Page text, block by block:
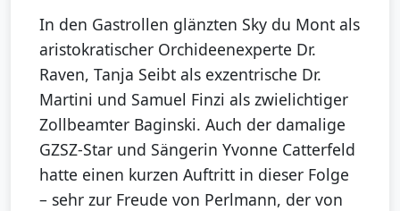
In den Gastrollen glänzten Sky du Mont als
aristokratischer Orchideenexperte Dr.
Raven, Tanja Seibt als exzentrische Dr.
Martini und Samuel Finzi als zwielichtiger
Zollbeamter Baginski. Auch der damalige
GZSZ-Star und Sängerin Yvonne Catterfeld
hatte einen kurzen Auftritt in dieser Folge
– sehr zur Freude von Perlmann, der von